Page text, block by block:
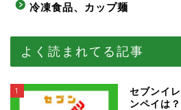
冷凍食品、カップ麺
よく読まれてる記事
1
セブンイ
ンペイは